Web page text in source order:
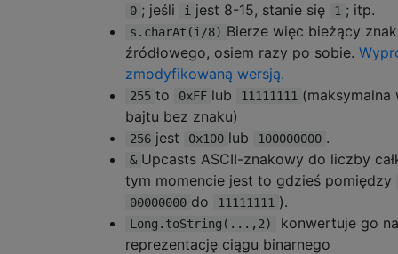
0 ; jeśli i jest 8-15, stanie się 1 ; itp.
s.charAt(i/8) Bierze więc bieżący
źródłowego, osiem razy po sobie.
zmodyfikowaną wersją.
255 to 0xFF lub 11111111
bajtu bez znaku)
256 jest 0x100 lub 100000000 .
& Upcasts ASCII-znakowy do liczby
tym momencie jest to gdzieś pomiędzy
00000000 do 11111111 ).
Long.toString(...,2)
konwertuje go
reprezentację ciągu binarnego